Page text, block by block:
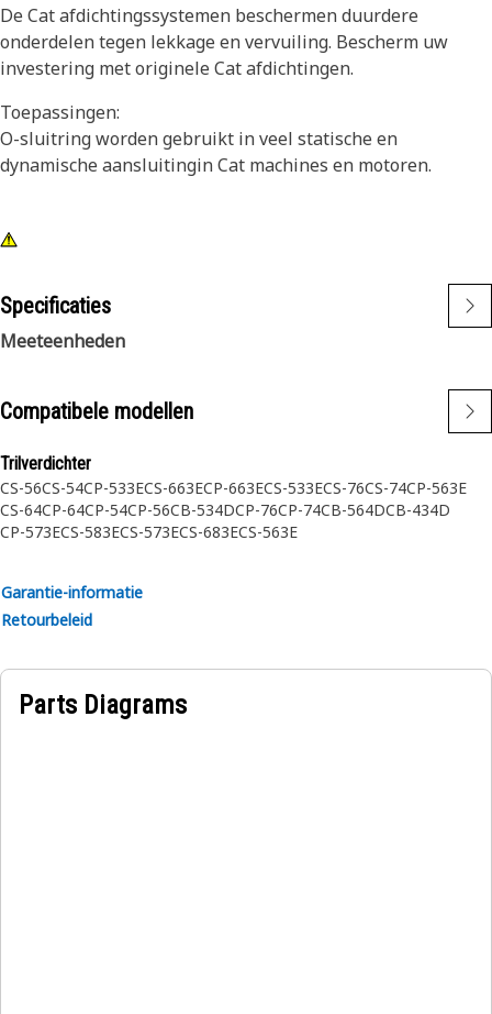
De Cat afdichtingssystemen beschermen duurdere
onderdelen tegen lekkage en vervuiling. Bescherm uw
investering met originele Cat afdichtingen.
Toepassingen:
O-sluitring worden gebruikt in veel statische en
dynamische aansluitingin Cat machines en motoren.
Specificaties
Meeteenheden
Compatibele modellen
Trilverdichter
CS-56CS-54CP-533ECS-663ECP-663ECS-533ECS-76CS-74CP-563E
CS-64CP-64CP-54CP-56CB-534DCP-76CP-74CB-564DCB-434D
CP-573ECS-583ECS-573ECS-683ECS-563E
Garantie-informatie
Retourbeleid
Parts Diagrams